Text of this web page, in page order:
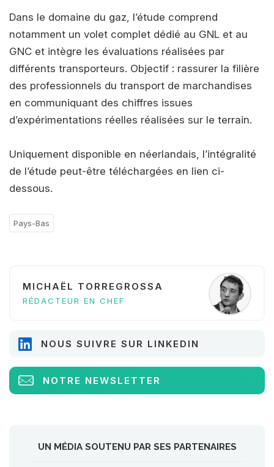
Dans le domaine du gaz, l’étude comprend
notamment un volet complet dédié au GNL et au
GNC et intègre les évaluations réalisées par
différents transporteurs. Objectif : rassurer la filière
des professionnels du transport de marchandises
en communiquant des chiffres issues
d’expérimentations réelles réalisées sur le terrain.
Uniquement disponible en néerlandais, l’intégralité
de l’étude peut-être téléchargées en lien ci-
dessous.
Pays-Bas
MICHAËL TORREGROSSA
RÉDACTEUR EN CHEF
NOUS SUIVRE SUR LINKEDIN
NOTRE NEWSLETTER
UN MÉDIA SOUTENU PAR SES PARTENAIRES